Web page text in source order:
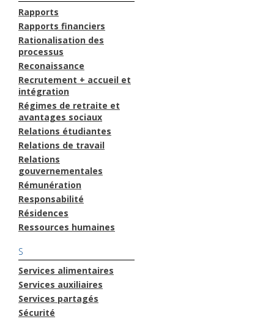
Rapports
Rapports financiers
Rationalisation des
processus
Reconaissance
Recrutement + accueil et
intégration
Régimes de retraite et
avantages sociaux
Relations étudiantes
Relations de travail
Relations
gouvernementales
Rémunération
Responsabilité
Résidences
Ressources humaines
S
Services alimentaires
Services auxiliaires
Services partagés
Sécurité